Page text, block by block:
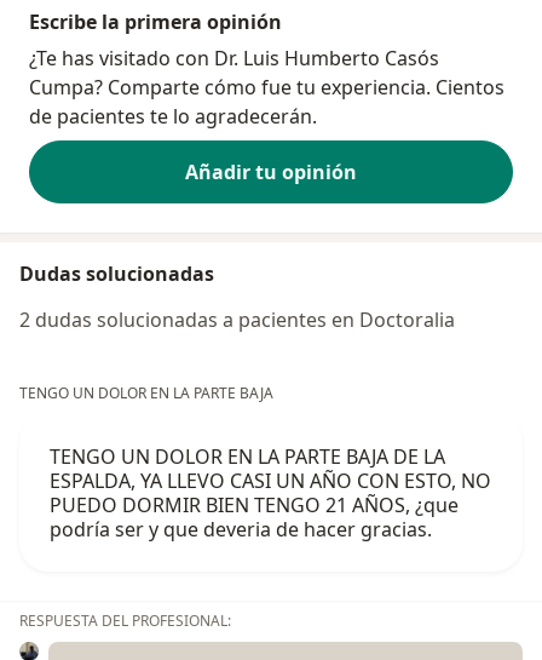
Escribe la primera opinión
¿Te has visitado con Dr. Luis Humberto Casós
Cumpa? Comparte cómo fue tu experiencia. Cientos
de pacientes te lo agradecerán.
Añadir tu opinión
Dudas solucionadas
2 dudas solucionadas a pacientes en Doctoralia
TENGO UN DOLOR EN LA PARTE BAJA
TENGO UN DOLOR EN LA PARTE BAJA DE LA
ESPALDA, YA LLEVO CASI UN AÑO CON ESTO, NO
PUEDO DORMIR BIEN TENGO 21 AÑOS, ¿que
podría ser y que deveria de hacer gracias.
RESPUESTA DEL PROFESIONAL: